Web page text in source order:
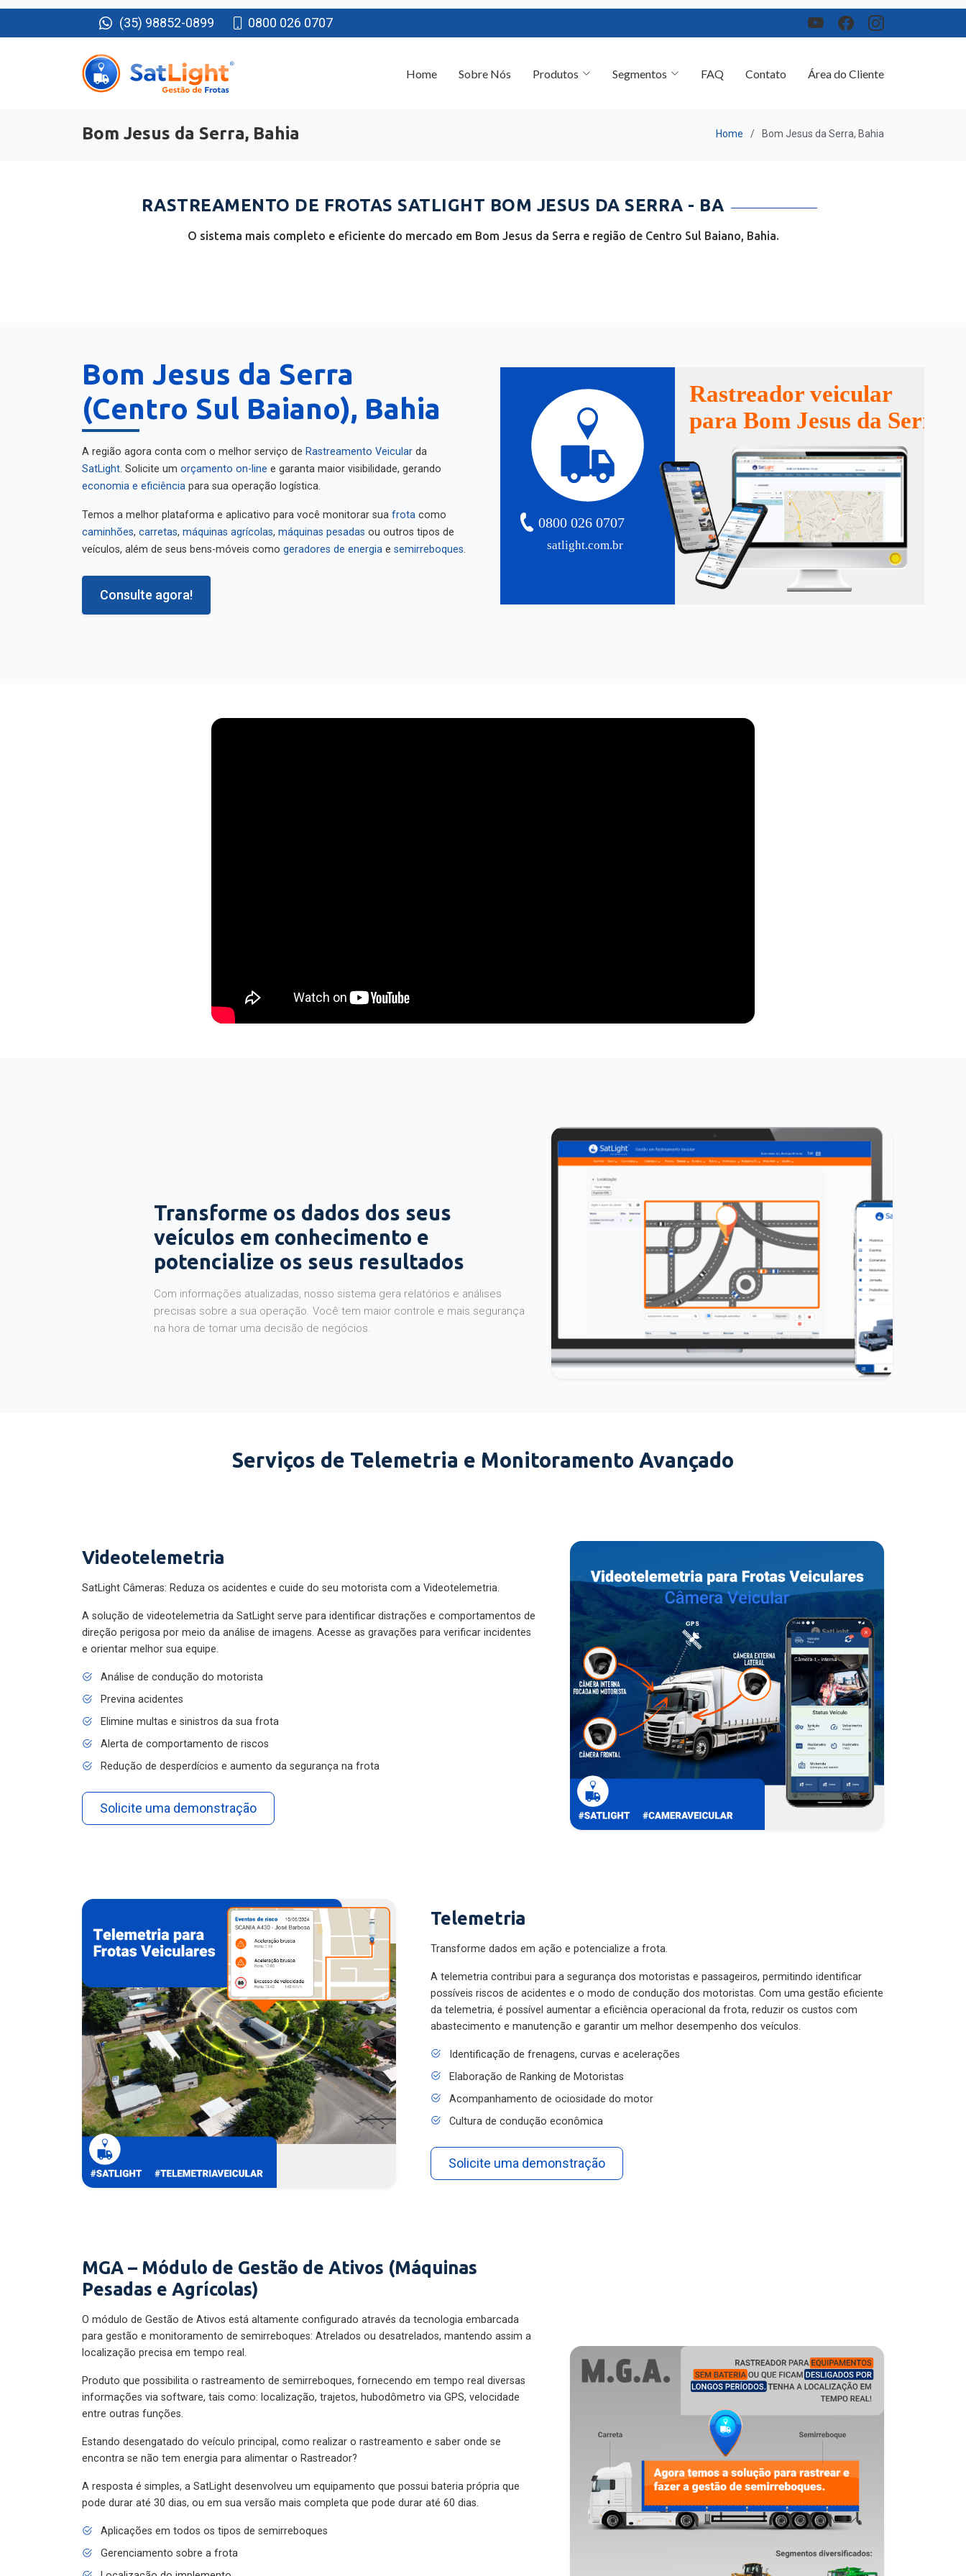
(35) 98852-0899
Bom Jesus da Serra, Bahia Home Bom Jesus da Serra, Bahia
RASTREAMENTO DE FROTAS SATLIGHT BOM JESUS DA SERRA - BA
O sistema mais completo e eficiente do mercado em Bom Jesus da Serra e região de Centro Sul Baiano, Bahia.
Bom Jesus da Serra
(Centro Sul Baiano), Bahia
A região agora conta com o melhor serviço de Rastreamento Veicular
da
SatLight . Solicite um orçamento on-line
e garanta maior visibilidade, gerando
economia e eficiência
para sua operação logística.
Temos a melhor plataforma e aplicativo para você monitorar sua frota
caminhões
carretas máquinas agrícolas máquinas pesadas
ou outros tipos de
veículos, além de seus bens-móveis como
geradores de energia semirreboques
Consulte agora!
satlight.com.br
0800 026 0707
Rastreador veicular
para Bom Jesus da Serra
Transforme os dados dos seus
veículos em conhecimento e
potencialize os seus resultados
Com informações atualizadas, nosso sistema gera relatórios e análises
precisas sobre a sua operação. Você tem maior controle e mais segurança
na hora de tomar uma decisão de negócios.
Serviços de Telemetria e Monitoramento Avançado
Videotelemetria
SatLight Câmeras: Reduza os acidentes e cuide do seu motorista com a Videotelemetria.
A solução de videotelemetria da SatLight serve para identificar distrações e comportamentos de
direção perigosa por meio da análise de imagens. Acesse as gravações para verificar incidentes
e orientar melhor sua equipe.
Análise de condução do motorista
Previna acidentes
Elimine multas e sinistros da sua frota
Alerta de comportamento de riscos
Redução de desperdícios e aumento da segurança na frota
Solicite uma demonstração
Telemetria
Transforme dados em ação e potencialize a frota.
A telemetria contribui para a segurança dos motoristas e passageiros, permitindo identificar
possíveis riscos de acidentes e o modo de condução dos motoristas. Com uma gestão eficiente
da telemetria, é possível aumentar a eficiência operacional da frota, reduzir os custos com
abastecimento e manutenção e garantir um melhor desempenho dos veículos.
Identificação de frenagens, curvas e acelerações
Elaboração de Ranking de Motoristas
Acompanhamento de ociosidade do motor
Cultura de condução econômica
Solicite uma demonstração
MGA – Módulo de Gestão de Ativos (Máquinas
Pesadas e Agrícolas)
O módulo de Gestão de Ativos está altamente configurado através da tecnologia embarcada
para gestão e monitoramento de semirreboques: Atrelados ou desatrelados, mantendo assim a
localização precisa em tempo real.
Produto que possibilita o rastreamento de semirreboques, fornecendo em tempo real diversas
informações via software, tais como: localização, trajetos, hubodômetro via GPS, velocidade
entre outras funções.
Estando desengatado do veículo principal, como realizar o rastreamento e saber onde se
encontra se não tem energia para alimentar o Rastreador?
A resposta é simples, a SatLight desenvolveu um equipamento que possui bateria própria que
pode durar até 30 dias, ou em sua versão mais completa que pode durar até 60 dias.
Aplicações em todos os tipos de semirreboques
Gerenciamento sobre a frota
Localização do implemento